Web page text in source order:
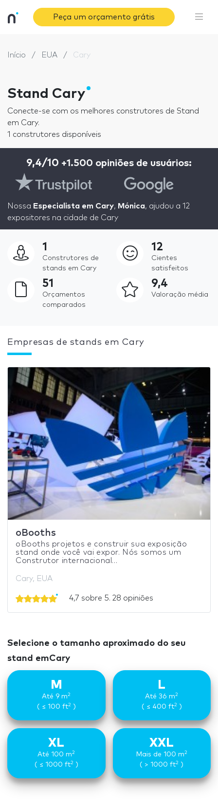
Peça um orçamento grátis
Início EUA Cary
Stand Cary
Conecte-se com os melhores construtores de Stand
em Cary.
1 construtores disponíveis
9,4/10 +1.500 opiniões de usuários:
Nossa Especialista em Cary, Mónica, ajudou a 12
expositores na cidade de Cary
1
Construtores de
stands em Cary
12
Cientes
satisfeitos
51
Orçamentos
comparados
9,4
Valoração média
Empresas de stands em Cary
oBooths
oBooths projetos e construir sua exposição
stand onde você vai expor. Nós somos um
Construtor internacional...
Cary, EUA
4,7 sobre 5. 28 opiniões
Selecione o tamanho aproximado do seu
stand emCary
M
Até 9 m2
( ≤ 100 ft2)
L
Até 36 m2
( ≤ 400 ft2)
XL
Até 100 m2
( ≤ 1000 ft2)
XXL
Mais de 100 m2
( > 1000 ft2 )